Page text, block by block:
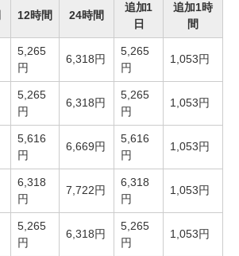
12時間 24時間
追加1
日
追加1時
間
5,265
円
6,318円
5,265
円
1,053円
5,265
円
6,318円
5,265
円
1,053円
5,616
円
6,669円
5,616
円
1,053円
6,318
円
7,722円
6,318
円
1,053円
5,265
円
6,318円
5,265
円
1,053円